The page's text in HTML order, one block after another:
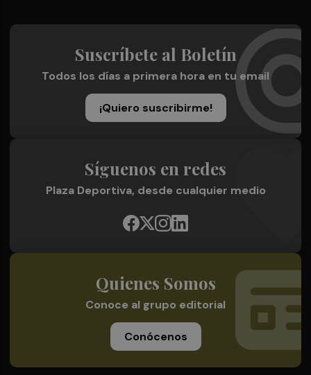
Suscríbete al Boletín
Todos los días a primera hora en tu email
¡Quiero suscribirme!
Síguenos en redes
Plaza Deportiva, desde cualquier medio
Quienes Somos
Conoce al grupo editorial
Conócenos